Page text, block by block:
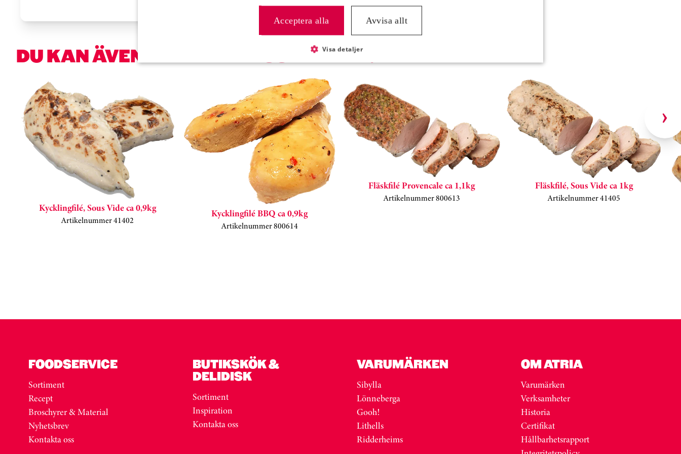
DU KAN ÄVEN VARA INTRESSERAD AV:
Hoppa över kortkarusell
Kycklingfilé, Sous Vide ca 0,9kg
Artikelnummer 41402 Kycklingfilé BBQ ca 0,9kg
Artikelnummer 800614
Fläskfilé Provencale ca 1,1kg
Artikelnummer 800613
Fläskfilé, Sous Vide ca 1kg
Artikelnummer 41405
FOODSERVICE
Sortiment
Recept
Broschyrer & Material
Nyhetsbrev
Kontakta oss
BUTIKSKÖK &
DELIDISK
Sortiment
Inspiration
Kontakta oss
VARUMÄRKEN
Sibylla
Lönneberga
Gooh!
Lithells
Ridderheims
OM ATRIA
Varumärken
Verksamheter
Historia
Certifikat
Hållbarhetsrapport
Acceptera alla Avvisa allt
Visa detaljer